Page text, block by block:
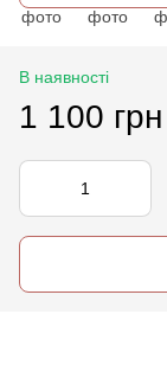
В наявності
1 100 грн